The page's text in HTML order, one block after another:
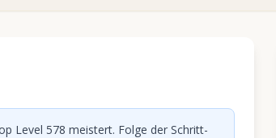
Level 578 meistert. Folge der Schritt-